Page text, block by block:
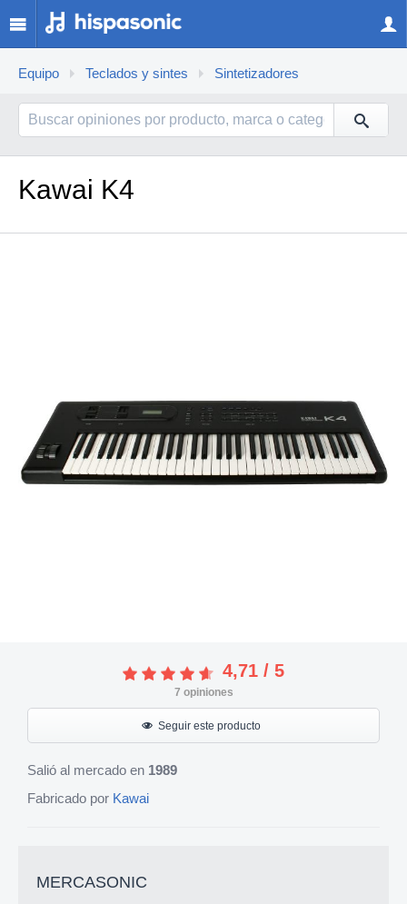
Equipo Teclados y sintes Sintetizadores
Kawai K4
4,71 / 5
7 opiniones
Seguir este producto
Salió al mercado en 1989
Fabricado por Kawai
MERCASONIC